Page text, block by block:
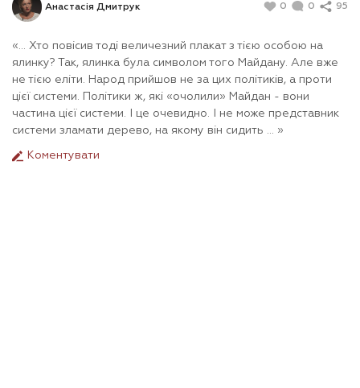
Анастасія Дмитрук 0 0 95
«... Хто повісив тоді величезний плакат з тією особою на
ялинку? Так, ялинка була символом того Майдану. Але вже
не тією еліти. Народ прийшов не за цих політиків, а проти
цієї системи. Політики ж, які «очолили» Майдан - вони
частина цієї системи. І це очевидно. І не може представник
системи зламати дерево, на якому він сидить ... »
Коментувати